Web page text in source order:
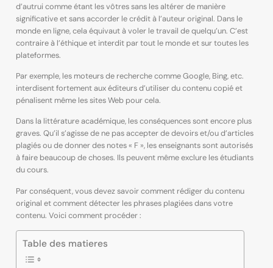
d’autrui comme étant les vôtres sans les altérer de manière
significative et sans accorder le crédit à l’auteur original. Dans le
monde en ligne, cela équivaut à voler le travail de quelqu’un. C’est
contraire à l’éthique et interdit par tout le monde et sur toutes les
plateformes.
Par exemple, les moteurs de recherche comme Google, Bing, etc.
interdisent fortement aux éditeurs d’utiliser du contenu copié et
pénalisent même les sites Web pour cela.
Dans la littérature académique, les conséquences sont encore plus
graves. Qu’il s’agisse de ne pas accepter de devoirs et/ou d’articles
plagiés ou de donner des notes « F », les enseignants sont autorisés
à faire beaucoup de choses. Ils peuvent même exclure les étudiants
du cours.
Par conséquent, vous devez savoir comment rédiger du contenu
original et comment détecter les phrases plagiées dans votre
contenu. Voici comment procéder :
Table des matieres